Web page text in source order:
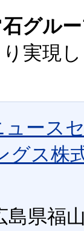
グル
実現
ース
グス株
島県福